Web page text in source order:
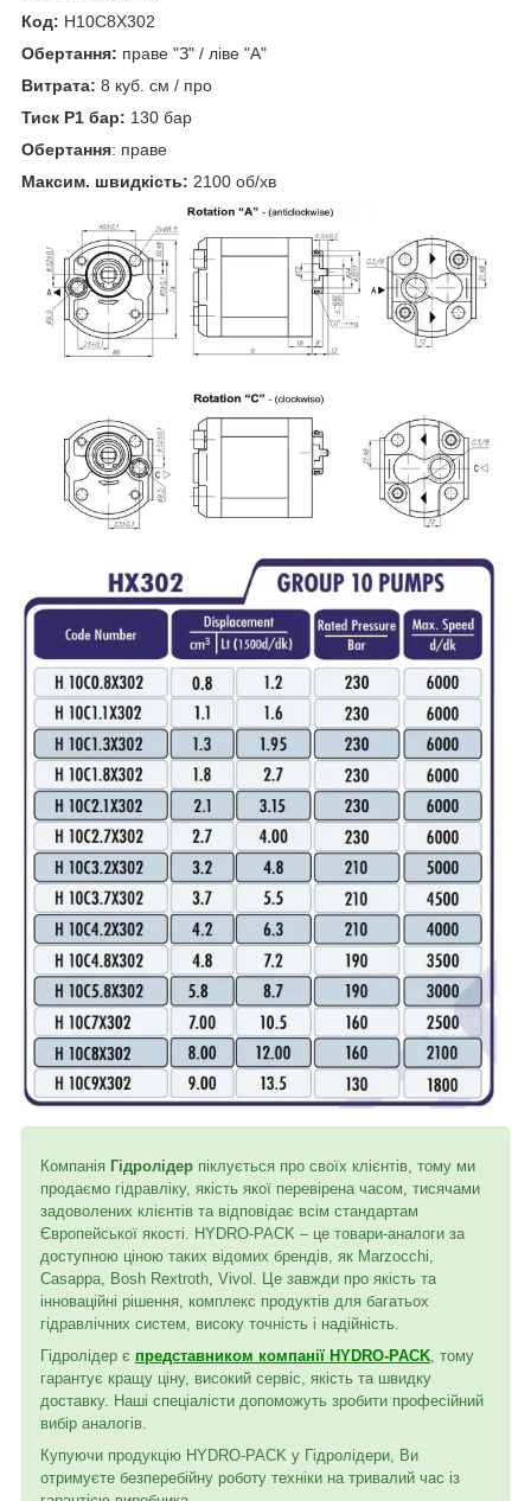
Код: H10C8X302
Обертання: праве "З" / ліве "А"
Витрата: 8 куб. см / про
Тиск P1 бар: 130 бар
Обертання: праве
Максим. швидкість: 2100 об/хв
Компанія Гідролідер піклується про своїх клієнтів, тому ми
продаємо гідравліку, якість якої перевірена часом, тисячами
задоволених клієнтів та відповідає всім стандартам
Європейської якості. HYDRO-PACK – це товари-аналоги за
доступною ціною таких відомих брендів, як Marzocchi,
Casappa, Bosh Rextroth, Vivol. Це завжди про якість та
інноваційні рішення, комплекс продуктів для багатьох
гідравлічних систем, високу точність і надійність.
Гідролідер є представником компанії HYDRO-PACK , тому
гарантує кращу ціну, високий сервіс, якість та швидку
доставку. Наші спеціалісти допоможуть зробити професійний
вибір аналогів.
Купуючи продукцію HYDRO-PACK у Гідролідери, Ви
отримуєте безперебійну роботу техніки на тривалий час із